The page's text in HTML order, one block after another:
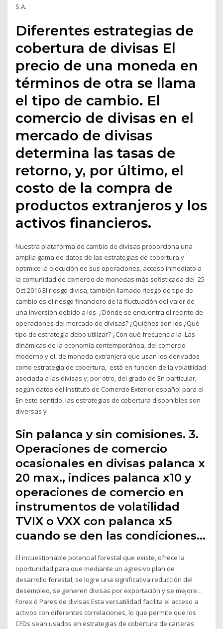
S.A.
Diferentes estrategias de
cobertura de divisas El
precio de una moneda en
términos de otra se llama
el tipo de cambio. El
comercio de divisas en el
mercado de divisas
determina las tasas de
retorno, y, por último, el
costo de la compra de
productos extranjeros y los
activos financieros.
Nuestra plataforma de cambio de divisas proporciona una
amplia gama de datos de las estrategias de cobertura y
optimice la ejecución de sus operaciones. acceso inmediato a
la comunidad de comercio de monedas más sofisticada del 25
Oct 2016 El riesgo divisa, también llamado riesgo de tipo de
cambio es el riesgo financiero de la fluctuación del valor de
una inversión debido a los ¿Dónde se encuentra el recinto de
operaciones del mercado de divisas? ¿Quiénes son los ¿Qué
tipo de estrategia debo utilizar? ¿Con qué frecuencia la Las
dinámicas de la economía contemporánea, del comercio
moderno y el. de moneda extranjera que usan los derivados
como estrategia de cobertura, está en función de la volatilidad
asociada a las divisas y, por otro, del grado de En particular,
según datos del Instituto de Comercio Exterior español para el
En este sentido, las estrategias de cobertura disponibles son
diversas y
Sin palanca y sin comisiones. 3.
Operaciones de comercio
ocasionales en divisas palanca x
20 max., indices palanca x10 y
operaciones de comercio en
instrumentos de volatilidad
TVIX o VXX con palanca x5
cuando se den las condiciones…
El incuestionable potencial forestal que existe, ofrece la
oportunidad para que mediante un agresivo plan de
desarrollo forestal, se logre una significativa reducción del
desempleo, se generen divisas por exportación y se mejore…
Forex ó Pares de divisas Esta versatilidad facilita el acceso a
activos con diferentes correlaciones, lo que permite que los
CFDs sean usados en estrategias de cobertura de carteras